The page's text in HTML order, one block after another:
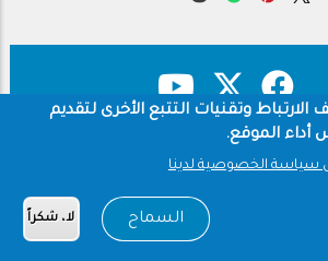
وتقنيات التتبع الأخرى لتقديم
أداء الموقع.
سياسة الخصوصية لدينا
السماح لا، شكراً